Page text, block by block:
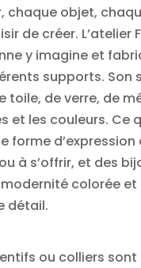
chaque objet,
de créer. L’atelier
y imagine et
supports. Son
toile, de verre, de
et les couleurs. Ce
forme d’expression
à s’offrir, et des
colorée
détail.
ou colliers